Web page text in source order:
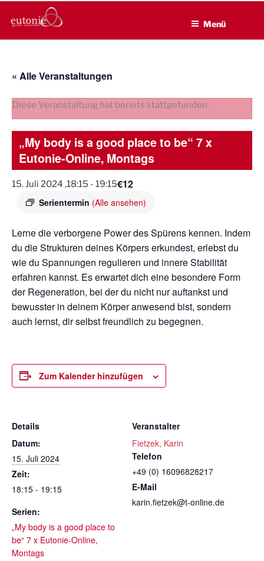
Inhalt
EUTONIE.DE
Lebensbalance durch körperliche Selbsterfahrung
Menü
« Alle Veranstaltungen
Diese Veranstaltung hat bereits stattgefunden.
„My body is a good place to be“ 7 x
Eutonie-Online, Montags
15. Juli 2024 ,18:15 - 19:15
Serientermin (Alle ansehen)
€12
Lerne die verborgene Power des Spürens kennen. Indem
du die Strukturen deines Körpers erkundest, erlebst du
wie du Spannungen regulieren und innere Stabilität
erfahren kannst. Es erwartet dich eine besondere Form
der Regeneration, bei der du nicht nur auftankst und
bewusster in deinem Körper anwesend bist, sondern
auch lernst, dir selbst freundlich zu begegnen.
Zum Kalender hinzufügen
Details
Datum:
15. Juli 2024
Zeit:
18:15 - 19:15
Serien:
„My body is a good place to
be“ 7 x Eutonie-Online,
Montags
Veranstalter
Fietzek, Karin
Telefon
+49 (0) 16096828217
E-Mail
karin.fietzek@t-online.de